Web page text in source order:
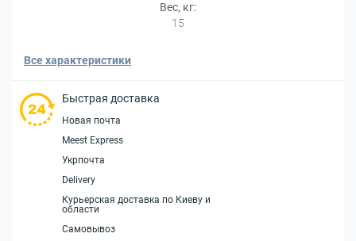
Вес, кг:
15
Все характеристики
Быстрая доставка
Новая почта
Meest Express
Укрпочта
Delivery
Курьерская доставка по Киеву и
области
Самовывоз